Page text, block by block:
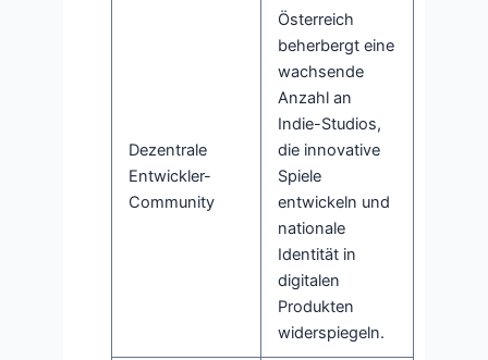
Dezentrale
Entwickler-
Community
Österreich
beherbergt eine
wachsende
Anzahl an
Indie-Studios,
die innovative
Spiele
entwickeln und
nationale
Identität in
digitalen
Produkten
widerspiegeln.